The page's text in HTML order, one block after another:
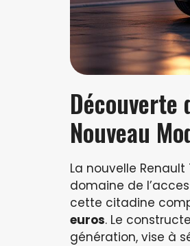
Découverte
Nouveau
La nouvelle
domaine de
cette citadine
euros. Le
génération, vise à